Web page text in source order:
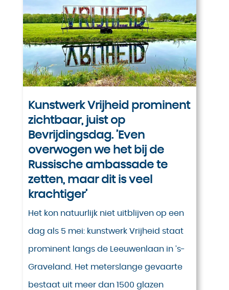
Kunstwerk Vrijheid prominent
zichtbaar, juist op
Bevrijdingsdag. ’Even
overwogen we het bij de
Russische ambassade te
zetten, maar dit is veel
krachtiger’
Het kon natuurlijk niet uitblijven op een
dag als 5 mei: kunstwerk Vrijheid staat
prominent langs de Leeuwenlaan in ’s-
Graveland. Het meterslange gevaarte
bestaat uit meer dan 1500 glazen